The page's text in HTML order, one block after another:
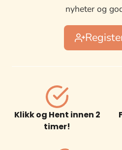
nyheter og
Klikk og Hent innen 2
timer!